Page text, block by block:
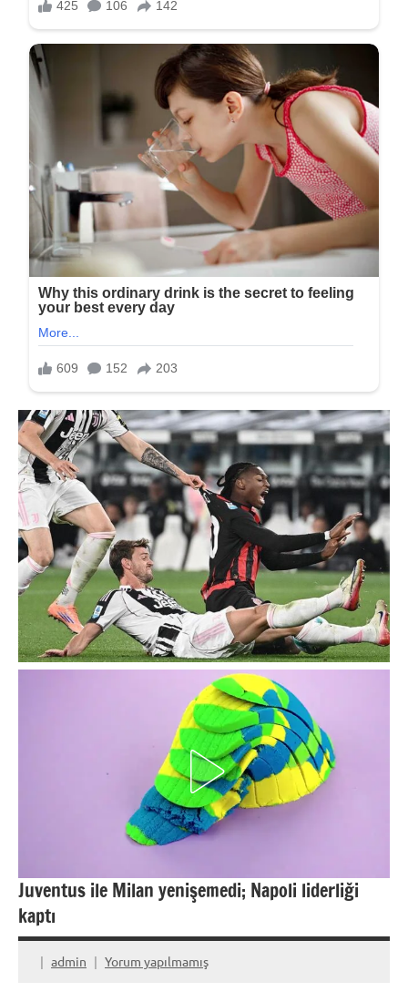
Juventus ile Milan yenişemedi; Napoli liderliği
kaptı
admin Yorum yapılmamış